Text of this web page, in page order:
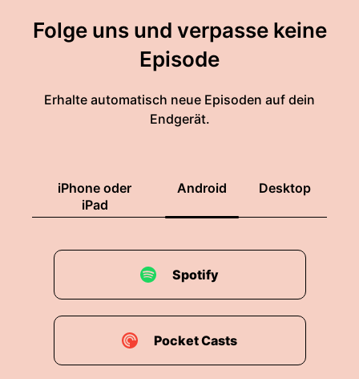
Folge uns und verpasse keine
Episode
Erhalte automatisch neue Episoden auf dein
Endgerät.
iPhone oder
iPad
Android Desktop
Spotify
Pocket Casts